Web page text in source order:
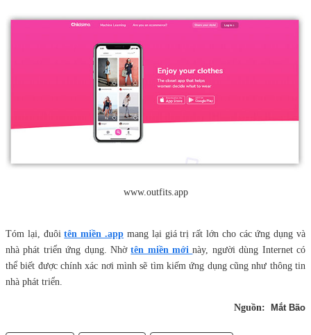
www.outfits.app
Tóm lại, đuôi tên miền .app mang lại giá trị rất lớn cho các ứng dụng và
nhà phát triển ứng dụng. Nhờtên miền mớinày, người dùng Internet có
thể biết được chính xác nơi mình sẽ tìm kiếm ứng dụng cũng như thông tin
nhà phát triển.
Nguồn: Mắt Bão